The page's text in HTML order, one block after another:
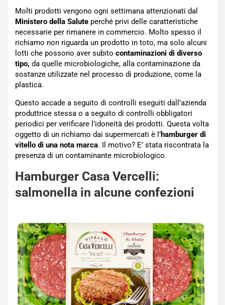
Molti prodotti vengono ogni settimana attenzionati dal
Ministero della Salute perché privi delle caratteristiche
necessarie per rimanere in commercio. Molto spesso il
richiamo non riguarda un prodotto in toto, ma solo alcuni
lotti che possono aver subito contaminazioni di diverso
tipo, da quelle microbiologiche, alla contaminazione da
sostanze utilizzate nel processo di produzione, come la
plastica.
Questo accade a seguito di controlli eseguiti dall’azienda
produttrice stessa o a seguito di controlli obbligatori
periodici per verificare l’idoneità dei prodotti. Questa volta
oggetto di un richiamo dai supermercati è l’hamburger di
vitello di una nota marca. Il motivo? E’ stata riscontrata la
presenza di un contaminante microbiologico.
Hamburger Casa Vercelli:
salmonella in alcune confezioni